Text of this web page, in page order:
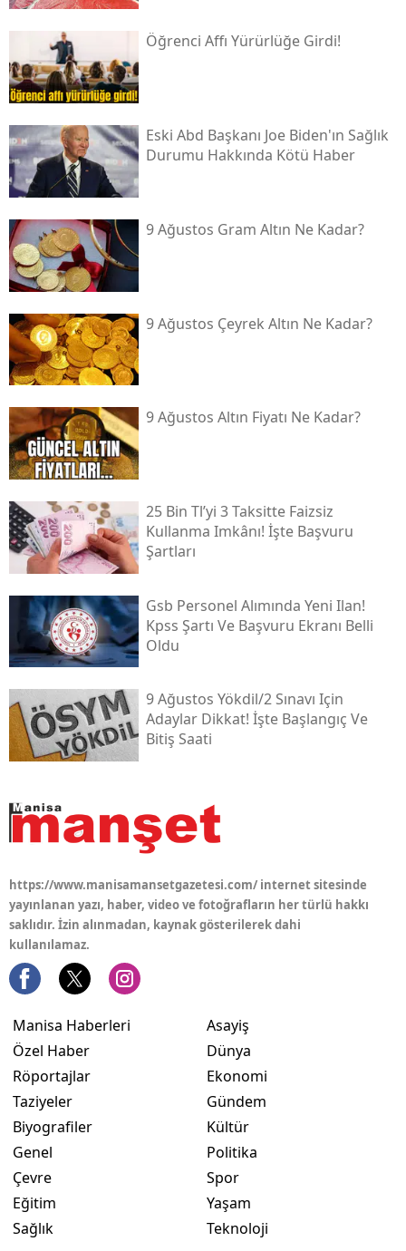
Öğrenci Affı Yürürlüğe Girdi!
Eski Abd Başkanı Joe Biden'ın Sağlık
Durumu Hakkında Kötü Haber
9 Ağustos Gram Altın Ne Kadar?
9 Ağustos Çeyrek Altın Ne Kadar?
9 Ağustos Altın Fiyatı Ne Kadar?
25 Bin Tl’yi 3 Taksitte Faizsiz
Kullanma Imkânı! İşte Başvuru
Şartları
Gsb Personel Alımında Yeni Ilan!
Kpss Şartı Ve Başvuru Ekranı Belli
Oldu
9 Ağustos Yökdi̇l/2 Sınavı Için
Adaylar Dikkat! İşte Başlangıç Ve
Bitiş Saati
https://www.manisamansetgazetesi.com/ internet sitesinde
yayınlanan yazı, haber, video ve fotoğrafların her türlü hakkı
saklıdır. İzin alınmadan, kaynak gösterilerek dahi
kullanılamaz.
Manisa Haberleri
Özel Haber
Röportajlar
Taziyeler
Biyografiler
Genel
Çevre
Eğitim
Sağlık
Asayiş
Dünya
Ekonomi
Gündem
Kültür
Politika
Spor
Yaşam
Teknoloji